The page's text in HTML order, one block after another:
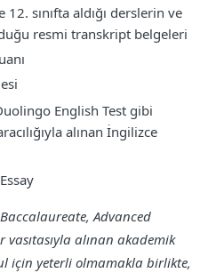
sınıfta aldığı derslerin ve
resmi transkript belgeleri
English Test gibi
alınan İngilizce
Advanced
alınan akademik
için yeterli olmamakla birlikte,